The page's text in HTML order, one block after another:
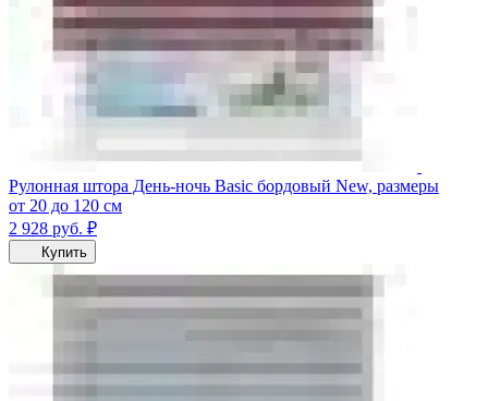
Рулонная штора День-ночь Basic бордовый New, размеры
от 20 до 120 см
2 928 руб. ₽
Купить